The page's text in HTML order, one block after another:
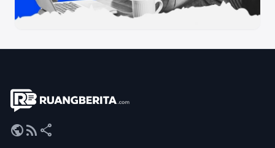
publicrss_feed share